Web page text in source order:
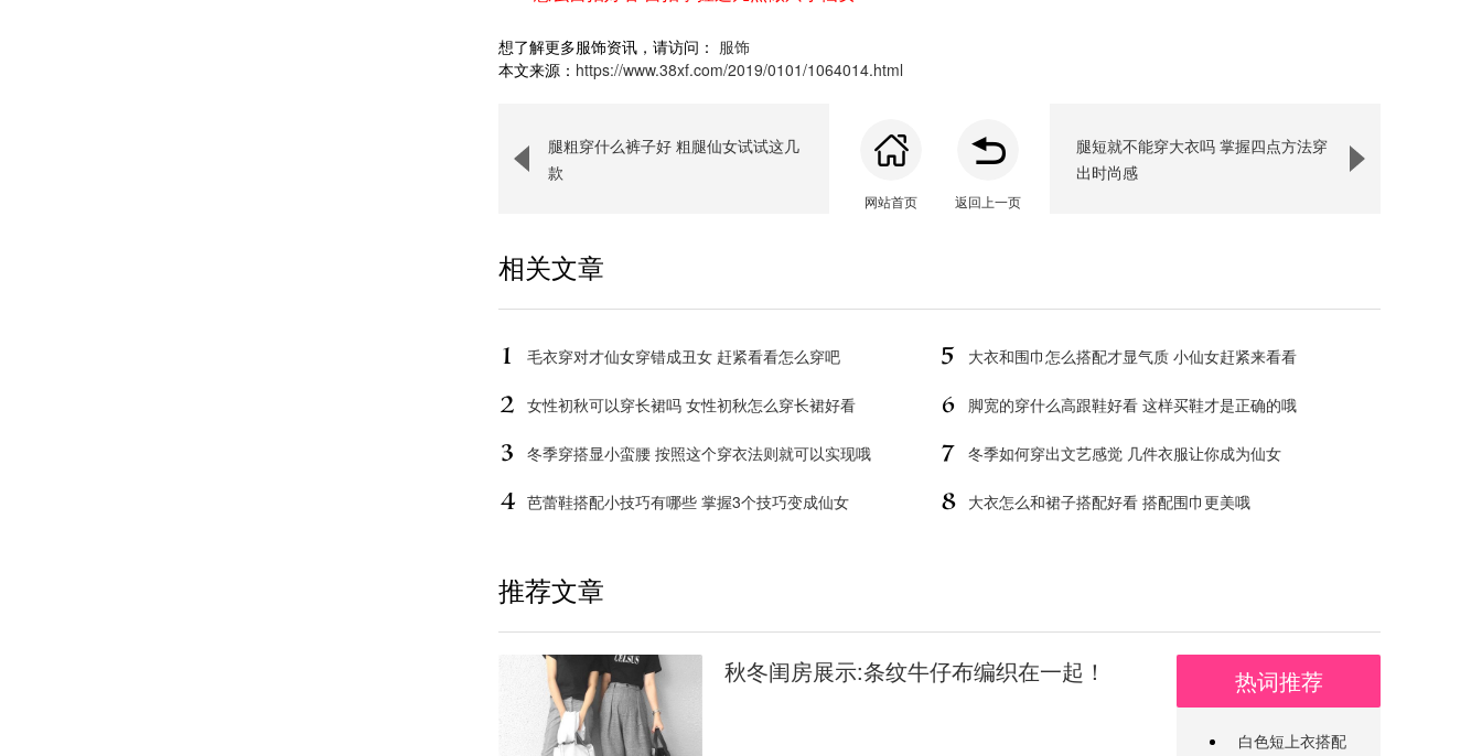
想了解更多服饰资讯，请访问： 服饰
本文来源： https://www.38xf.com/2019/0101/1064014.html
腿粗穿什么裤子好 粗腿仙女试试这几
款
网站首页 返回上一页
腿短就不能穿大衣吗 掌握四点方法穿
出时尚感
相关文章
毛衣穿对才仙女穿错成丑女 赶紧看看怎么穿吧
女性初秋可以穿长裙吗 女性初秋怎么穿长裙好看
冬季穿搭显小蛮腰 按照这个穿衣法则就可以实现哦
芭蕾鞋搭配小技巧有哪些 掌握3个技巧变成仙女
大衣和围巾怎么搭配才显气质 小仙女赶紧来看看
脚宽的穿什么高跟鞋好看 这样买鞋才是正确的哦
冬季如何穿出文艺感觉 几件衣服让你成为仙女
大衣怎么和裙子搭配好看 搭配围巾更美哦
推荐文章
秋冬闺房展示:条纹牛仔布编织在一起！ 热词推荐
白色短上衣搭配